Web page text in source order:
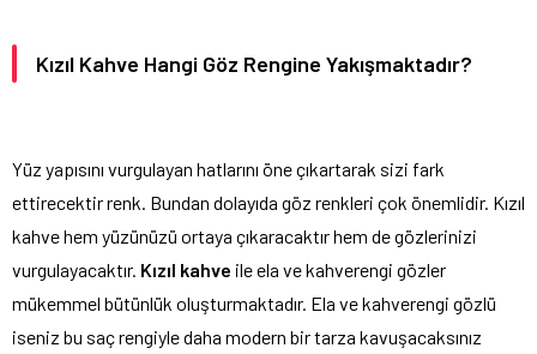
Kızıl Kahve Hangi Göz Rengine Yakışmaktadır?
Yüz yapısını vurgulayan hatlarını öne çıkartarak sizi fark
ettirecektir renk. Bundan dolayıda göz renkleri çok önemlidir. Kızıl
kahve hem yüzünüzü ortaya çıkaracaktır hem de gözlerinizi
vurgulayacaktır. Kızıl kahve ile ela ve kahverengi gözler
mükemmel bütünlük oluşturmaktadır. Ela ve kahverengi gözlü
iseniz bu saç rengiyle daha modern bir tarza kavuşacaksınız